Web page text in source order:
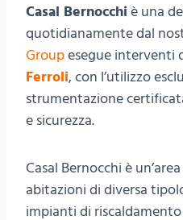
Casal Bernocchi è una
quotidianamente dal
Groupesegue interventi
Ferroli, con l’utilizzo
strumentazione
e sicurezza.
Casal Bernocchi è
abitazioni di diversa
impianti di